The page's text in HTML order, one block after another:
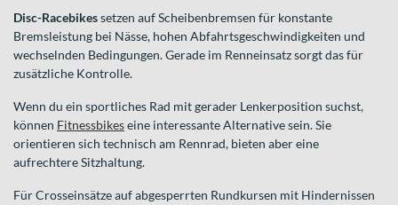
Disc-Racebikessetzen auf Scheibenbremsen für konstante
Bremsleistung bei Nässe, hohen Abfahrtsgeschwindigkeiten und
wechselnden Bedingungen. Gerade im Renneinsatz sorgt das für
zusätzliche Kontrolle.
Wenn du ein sportliches Rad mit gerader Lenkerposition suchst,
können Fitnessbikeseine interessante Alternative sein. Sie
orientieren sich technisch am Rennrad, bieten aber eine
aufrechtere Sitzhaltung.
Für Crosseinsätze auf abgesperrten Rundkursen mit Hindernissen